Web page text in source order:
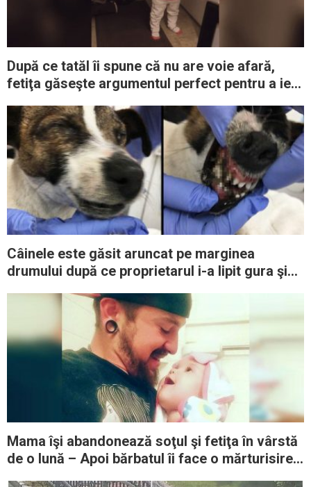
După ce tatăl îi spune că nu are voie afară,
fetiţa găseşte argumentul perfect pentru a ieşi
Câinele este găsit aruncat pe marginea
drumului după ce proprietarul i-a lipit gura şi
Mama îşi abandonează soţul şi fetiţa în vârstă
de o lună – Apoi bărbatul îi face o mărturisire